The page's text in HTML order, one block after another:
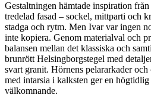
Gestaltningen hämtade inspiration
tredelad fasad – sockel, mittparti och
stadga och rytm. Men Ivar var ingen
inte kopiera. Genom materialval och
balansen mellan det klassiska och
brunrött Helsingborgstegel med
svart granit. Hörnens pelararkader
med intarsia i kalksten ger en högtidlig
välkomnande.